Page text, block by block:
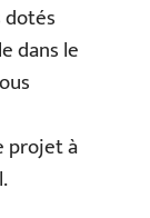
dotés
dans le
projet à